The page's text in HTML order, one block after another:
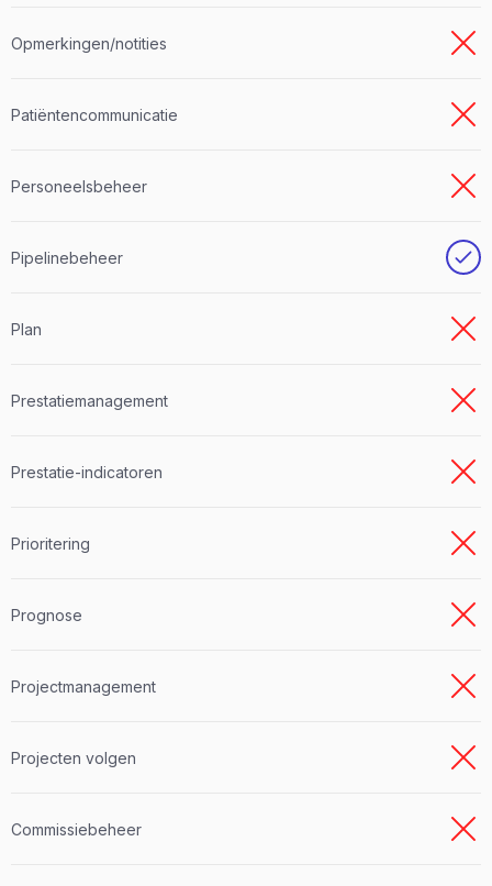
Opmerkingen/notities
Patiëntencommunicatie
Personeelsbeheer
Pipelinebeheer
Plan
Prestatiemanagement
Prestatie-indicatoren
Prioritering
Prognose
Projectmanagement
Projecten volgen
Commissiebeheer